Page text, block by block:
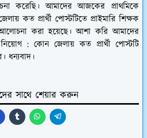
করেছি। আমাদের আজকের প্রাথমিকে
কত প্রার্থী পোস্টটিতে প্রাইমারি শিক্ষক
করা হয়েছে। আশা করি আমাদের
: কোন জেলায় কত প্রার্থী পোস্টটি
ধন্যবাদ।
সাথে শেয়ার করুন